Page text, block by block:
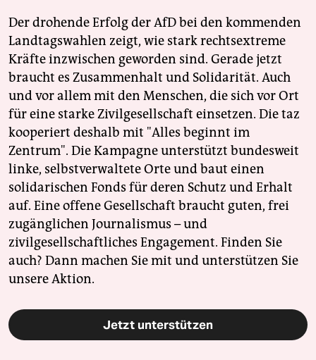
Der drohende Erfolg der AfD bei den kommenden
Landtagswahlen zeigt, wie stark rechtsextreme
Kräfte inzwischen geworden sind. Gerade jetzt
braucht es Zusammenhalt und Solidarität. Auch
und vor allem mit den Menschen, die sich vor Ort
für eine starke Zivilgesellschaft einsetzen. Die taz
kooperiert deshalb mit "Alles beginnt im
Zentrum". Die Kampagne unterstützt bundesweit
linke, selbstverwaltete Orte und baut einen
solidarischen Fonds für deren Schutz und Erhalt
auf. Eine offene Gesellschaft braucht guten, frei
zugänglichen Journalismus – und
zivilgesellschaftliches Engagement. Finden Sie
auch? Dann machen Sie mit und unterstützen Sie
unsere Aktion.
Jetzt unterstützen